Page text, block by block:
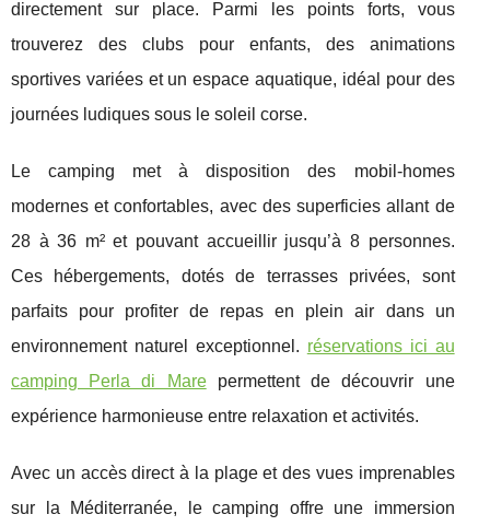
directement sur place. Parmi les points forts, vous
trouverez des clubs pour enfants, des animations
sportives variées et un espace aquatique, idéal pour des
journées ludiques sous le soleil corse.
Le camping met à disposition des mobil-homes
modernes et confortables, avec des superficies allant de
28 à 36 m² et pouvant accueillir jusqu’à 8 personnes.
Ces hébergements, dotés de terrasses privées, sont
parfaits pour profiter de repas en plein air dans un
environnement naturel exceptionnel. réservations ici au
camping Perla di Marepermettent de découvrir une
expérience harmonieuse entre relaxation et activités.
Avec un accès direct à la plage et des vues imprenables
sur la Méditerranée, le camping offre une immersion